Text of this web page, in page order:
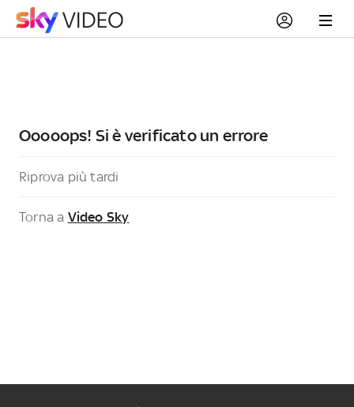
Ooooops! Si è verificato un errore
Riprova più tardi
Torna a Video Sky